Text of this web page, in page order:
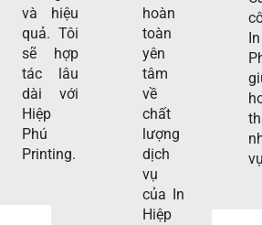
và hiệu
quả. Tôi
sẽ hợp
tác lâu
dài với
Hiệp
Phú
Printing.
hoàn
toàn
yên
tâm
về
chất
lượng
dịch
vụ
của In
Hiệp